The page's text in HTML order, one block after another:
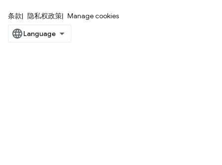
条款 隐私权政策 Manage cookies